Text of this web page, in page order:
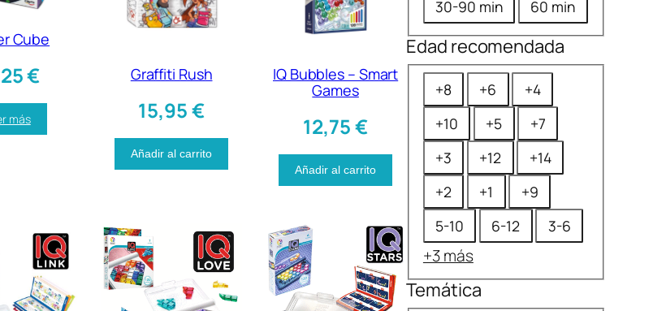
Cube
€
más
Graffiti Rush
15,95€
Añadir al carrito
IQ Bubbles – Smart
Games
12,75€
Añadir al carrito
30-90 min
60 min
Edad recomendada
d
r
e
o
m
e
+8 +6
+4
+10
+5
+7
+3
+12
+14
+2
+1
+9
5-10
6-12 3-6
+3 más
Temática